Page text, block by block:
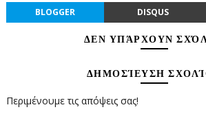
BLOGGER DISQUS
ΔΕΝ ΥΠΆΡΧΟΥΝ
ΔΗΜΟΣΊΕΥΣΗ
Περιμένουμε τις απόψεις σας!